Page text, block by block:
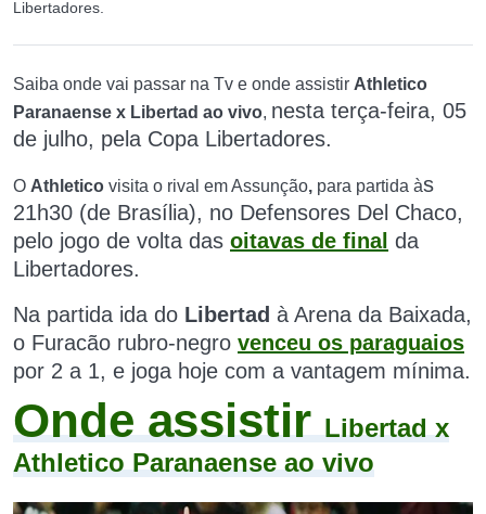
Libertadores.
Saiba onde vai passar na Tv e onde assistir Athletico
Paranaense x Libertad ao vivo, nesta terça-feira, 05
de julho, pela Copa Libertadores.
O Athletico visita o rival em Assunção, para partida às
21h30 (de Brasília), no Defensores Del Chaco,
pelo jogo de volta das oitavas de final da
Libertadores.
Na partida ida do Libertad à Arena da Baixada,
o Furacão rubro-negro venceu os paraguaios
por 2 a 1, e joga hoje com a vantagem mínima.
Onde assistirLibertad x
Athletico Paranaense ao vivo